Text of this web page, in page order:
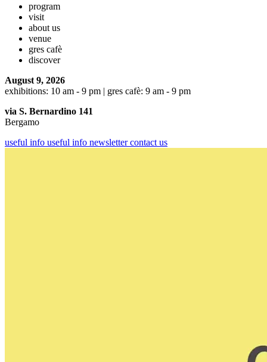
program
visit
about us
venue
gres cafè
discover
August 9, 2026
exhibitions: 10 am - 9 pm | gres cafè: 9 am - 9 pm
via S. Bernardino 141
Bergamo
useful info useful info newslettercontact us